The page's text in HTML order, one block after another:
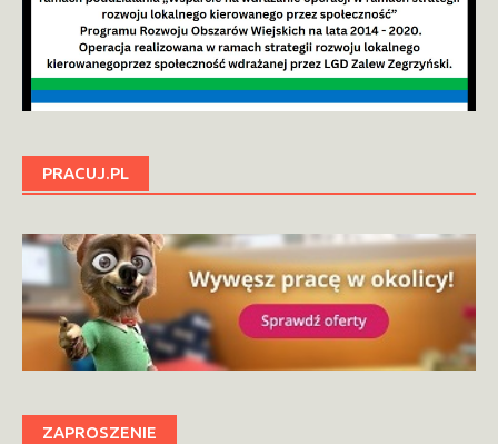
PRACUJ.PL
ZAPROSZENIE